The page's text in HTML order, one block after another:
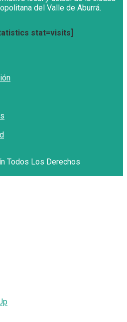
del Valle de Aburrá.
stat=visits]
Todos Los Derechos